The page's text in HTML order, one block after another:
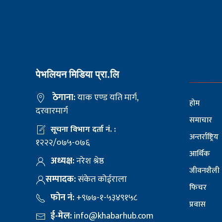
पेभलियन मिडिया प्रा.लि
ठेगाना:याक एण्ड यति मार्ग,
दरवारमार्ग
सूचना विभाग दर्ता नं. :
१२२२/०७५-०७६
अध्यक्ष:नरेश श्रेष्ठ
सम्पादक:संकेत कोईराला
फोन नं:+९७७-१-५३४९१५८
ई-मेल:info@khabarhub.com
होम
समाचार
अन्तर्राष्ट्रिय
आर्थिक
जीवनशैली
फिचर
प्रवास